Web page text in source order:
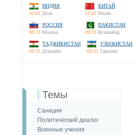
ИНДИЯ
10:03 Дели
КИТАЙ
12:33 Пекин
РОССИЯ
08:33 Москва
ПАКИСТАН
09:33 Исламабад
ТАДЖИКИСТАН
09:33 Душанбе
УЗБЕКИСТАН
09:33 Ташкент
Темы
Санкции
Политический диалог
Военные учения